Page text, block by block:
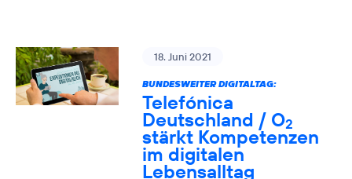
18. Juni 2021
BUNDESWEITER DIGITALTAG:
Telefónica
Deutschland / O2
stärkt Kompetenzen
im digitalen
Lebensalltag